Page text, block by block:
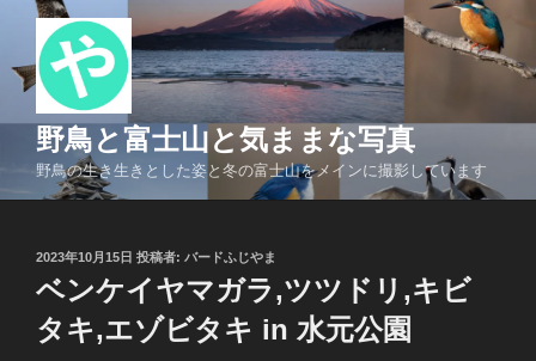
テ
ツ
野鳥と富士山と気ままな写真
野鳥の生き生きとした姿と冬の富士山をメインに撮影しています
投
日:
2023年10月15日 投稿者: バードふじやま
ベンケイヤマガラ,ツツドリ,キビ
タキ,エゾビタキ in 水元公園